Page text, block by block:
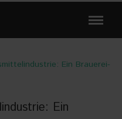
Ein Brauerei-
Ein